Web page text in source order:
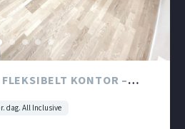
KONTOR –
dag. All Inclusive